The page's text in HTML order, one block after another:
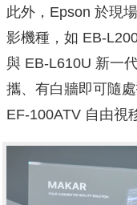
此外，Epson 於現
影機種，如 EB-
與 EB-L610U 新一
攜、有白牆即可隨
EF-100ATV 自由視